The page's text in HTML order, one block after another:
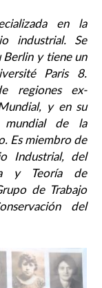
en la
industrial. Se
y tiene un
Paris 8.
regiones ex-
y en su
mundial de la
Es miembro de
Industrial, del
y Teoría de
de Trabajo
del